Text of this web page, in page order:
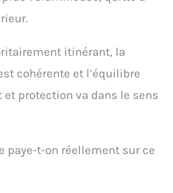
itinérant, la
cohérente et l’équilibre
et protection va dans le sens
paye-t-on réellement sur ce